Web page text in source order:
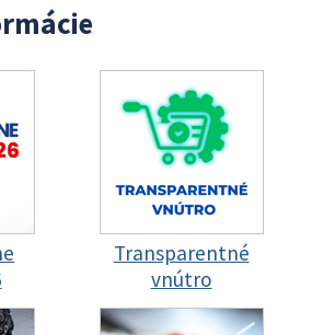
Transparentné
vnútro